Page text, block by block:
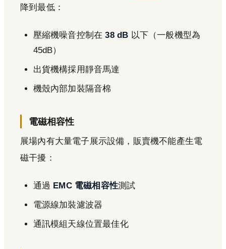
降到最低：
壓縮機噪音控制在38 dB 以下（一般機型為
45dB）
出貨機構採用靜音馬達
機殼內部加裝隔音棉
電磁相容性
展場內有大量電子展示設備，販賣機不能產生電
磁干擾：
通過 EMC 電磁相容性測試
電源線加裝濾波器
通訊模組天線位置最佳化